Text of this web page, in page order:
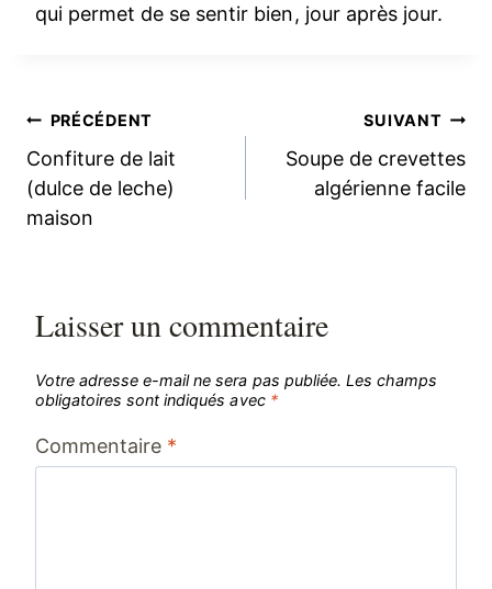
qui permet de se sentir bien, jour après jour.
Navigation
de
l’article
PRÉCÉDENT
Confiture de lait
(dulce de leche)
maison
SUIVANT
Soupe de crevettes
algérienne facile
Laisser un commentaire
Votre adresse e-mail ne sera pas publiée. Les champs
obligatoires sont indiqués avec *
Commentaire *